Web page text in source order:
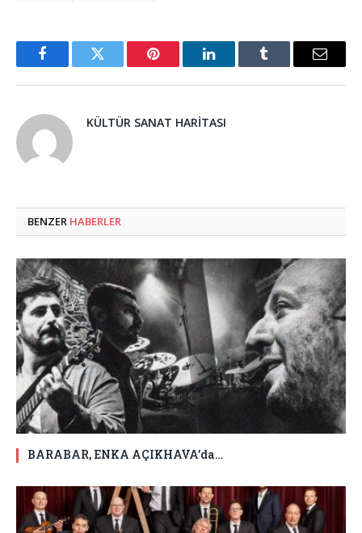
FacebookTwitter Pinterest LinkedInTumblr Email
KÜLTÜR SANAT HARITASI
BENZER HABERLER
BARABAR, ENKA AÇIKHAVA’da…